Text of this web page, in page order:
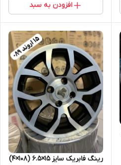
افزودن به سبد
رینگ فابریک سایز ۱۵×۶.۵ (۱۰۸×۴)